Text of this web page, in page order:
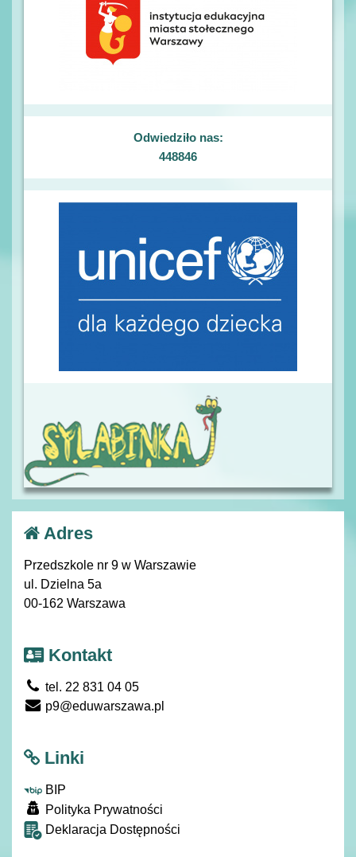
Odwiedziło nas:
448846
Adres
Przedszkole nr 9 w Warszawie
ul. Dzielna 5a
00-162 Warszawa
Kontakt
tel. 22 831 04 05
p9@eduwarszawa.pl
Linki
BIP
Polityka Prywatności
Deklaracja Dostępności